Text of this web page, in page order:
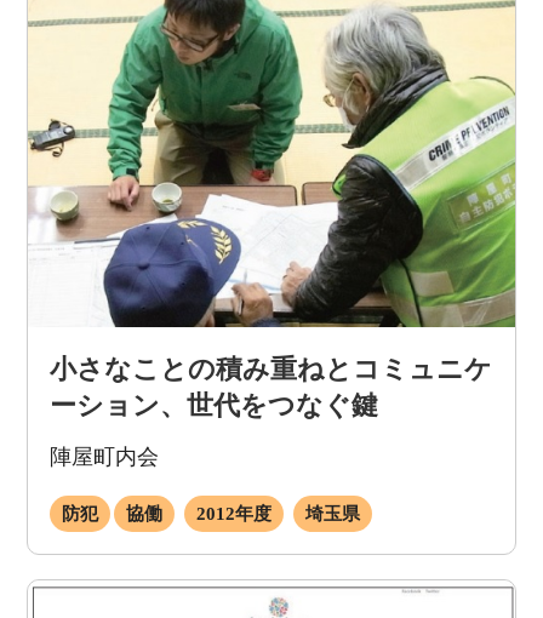
小さなことの積み重ねとコミュニケ
ーション、世代をつなぐ鍵
陣屋町内会
防犯 協働 2012年度 埼玉県